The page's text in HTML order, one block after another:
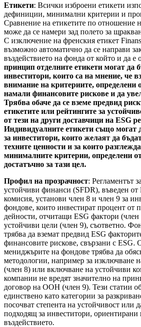
Етикети: Всички изброени етикети
дефиниции, минимални критерии и
Сравнение на етикетите по отношение
може да се намери зад полето за
С изключение на френския етикет
възможно автоматично да се направи
въздействието на фонда от който и да е
принцип отделните етикети могат да
инвеститори, които са на мнение, че
внимание на критериите, определени
намали финансовите рискове и да
Трябва обаче да се вземе предвид
етикетите или рейтингите за
от тези на други доставчици на ESG
Индивидуалните етикети също могат
за инвеститори, които желаят да
техните ценности и за които
минималните критерии, определени
достатъчно за тази цел.
Профил на прозрачност: Регламентът
устойчиви финанси (SFDR), въведен от
комисия, установи член 8 и член 9 за
фондове, които инвестират процент от
дейности, отчитащи ESG фактори
устойчиви цели (член 9), съответно.
трябва да вземат предвид ESG
финансовите рискове, свързани с ESG.
мениджърите на фондове трябва да
методологии, например за изключване
(член 8) или включване на устойчиви
компании не вредят значително на
договор на ООН (член 9). Тези статии
единствено като категории за
посочват степента на устойчивост или
подходящ за инвеститори, ориентирани
въздействието.